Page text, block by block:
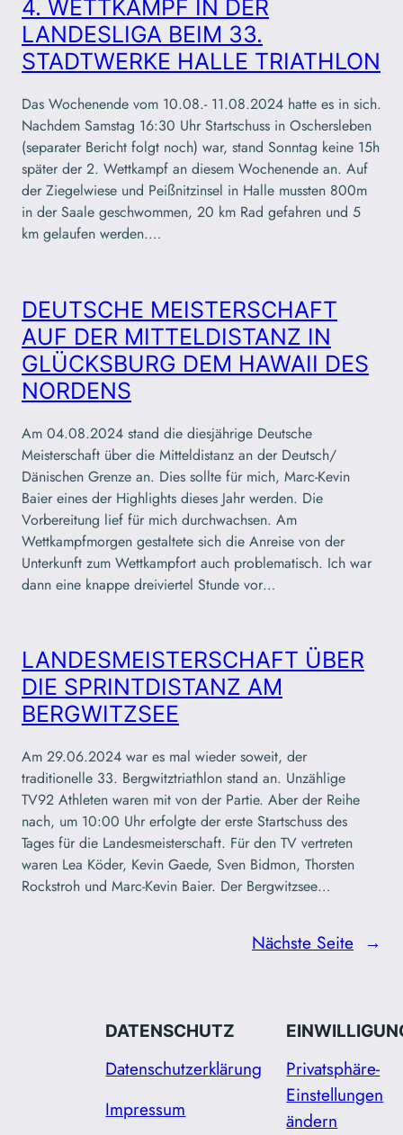
4. WETTKAMPF IN DER
LANDESLIGA BEIM 33.
STADTWERKE HALLE TRIATHLON
Das Wochenende vom 10.08.- 11.08.2024 hatte es in sich.
Nachdem Samstag 16:30 Uhr Startschuss in Oschersleben
(separater Bericht folgt noch) war, stand Sonntag keine 15h
später der 2. Wettkampf an diesem Wochenende an. Auf
der Ziegelwiese und Peißnitzinsel in Halle mussten 800m
in der Saale geschwommen, 20 km Rad gefahren und 5
km gelaufen werden.…
DEUTSCHE MEISTERSCHAFT
AUF DER MITTELDISTANZ IN
GLÜCKSBURG DEM HAWAII DES
NORDENS
Am 04.08.2024 stand die diesjährige Deutsche
Meisterschaft über die Mitteldistanz an der Deutsch/
Dänischen Grenze an. Dies sollte für mich, Marc-Kevin
Baier eines der Highlights dieses Jahr werden. Die
Vorbereitung lief für mich durchwachsen. Am
Wettkampfmorgen gestaltete sich die Anreise von der
Unterkunft zum Wettkampfort auch problematisch. Ich war
dann eine knappe dreiviertel Stunde vor…
LANDESMEISTERSCHAFT ÜBER
DIE SPRINTDISTANZ AM
BERGWITZSEE
Am 29.06.2024 war es mal wieder soweit, der
traditionelle 33. Bergwitztriathlon stand an. Unzählige
TV92 Athleten waren mit von der Partie. Aber der Reihe
nach, um 10:00 Uhr erfolgte der erste Startschuss des
Tages für die Landesmeisterschaft. Für den TV vertreten
waren Lea Köder, Kevin Gaede, Sven Bidmon, Thorsten
Rockstroh und Marc-Kevin Baier. Der Bergwitzsee…
Nächste Seite →
DATENSCHUTZ
Datenschutzerklärung
Impressum
Privatsphäre-
Einstellungen
ändern